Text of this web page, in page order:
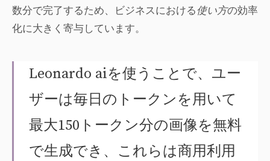
数分で完了するため、ビジネスにおける使い方の効率
化に大きく寄与しています。
Leonardo aiを使うことで、ユー
ザーは毎日のトークンを用いて
最大150トークン分の画像を無料
で生成でき、これらは商用利用